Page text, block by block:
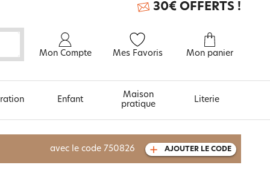
Mon Compte Mes Favoris Mon panier
30€ OFFERTS !
À découvrir aussi
Enfant
Maison
pratique
Literie
avec le code 750826 AJOUTER LE CODE